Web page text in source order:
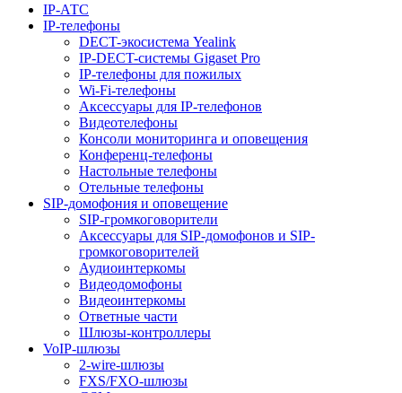
IP-АТС
IP-телефоны
DECT-экосистема Yealink
IP-DECT-системы Gigaset Pro
IP-телефоны для пожилых
Wi-Fi-телефоны
Аксессуары для IP-телефонов
Видеотелефоны
Консоли мониторинга и оповещения
Конференц-телефоны
Настольные телефоны
Отельные телефоны
SIP-домофония и оповещение
SIP-громкоговорители
Аксессуары для SIP-домофонов и SIP-
громкоговорителей
Аудиоинтеркомы
Видеодомофоны
Видеоинтеркомы
Ответные части
Шлюзы-контроллеры
VoIP-шлюзы
2-wire-шлюзы
FXS/FXO-шлюзы